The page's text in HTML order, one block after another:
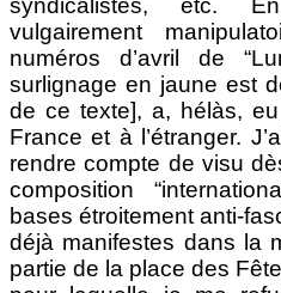
syndicalistes, etc.
vulgairement
numéros d’avril de
surlignage en jaune est
de ce texte], a, hélàs,
France et à l’étranger.
rendre compte de visu
composition
bases étroitement anti-
déjà manifestes dans la
partie de la place des